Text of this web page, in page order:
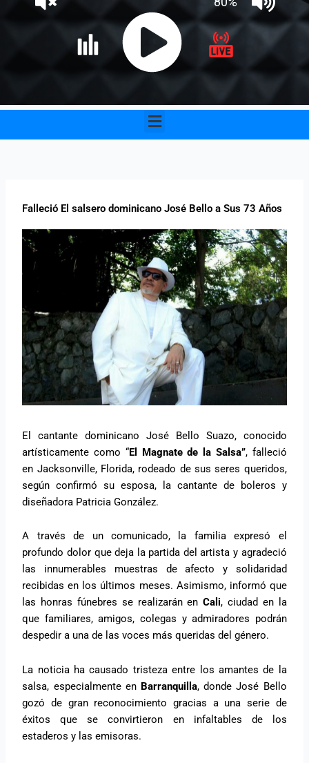
Menu
Falleció El salsero dominicano José Bello a Sus 73 Años
El cantante dominicano José Bello Suazo, conocido
artísticamente como “El Magnate de la Salsa”, falleció
en Jacksonville, Florida, rodeado de sus seres queridos,
según confirmó su esposa, la cantante de boleros y
diseñadora Patricia González.
A través de un comunicado, la familia expresó el
profundo dolor que deja la partida del artista y agradeció
las innumerables muestras de afecto y solidaridad
recibidas en los últimos meses. Asimismo, informó que
las honras fúnebres se realizarán enCali, ciudad en la
que familiares, amigos, colegas y admiradores podrán
despedir a una de las voces más queridas del género.
La noticia ha causado tristeza entre los amantes de la
salsa, especialmente en Barranquilla, donde José Bello
gozó de gran reconocimiento gracias a una serie de
éxitos que se convirtieron en infaltables de los
estaderos y las emisoras.